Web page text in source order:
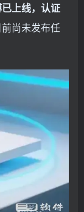
上线，认证
尚未发布任